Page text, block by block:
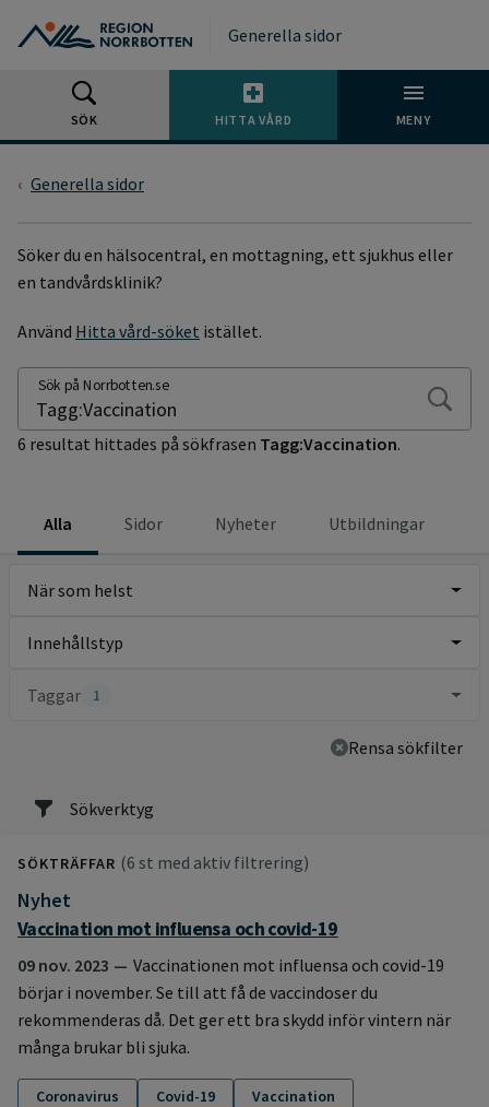
Generella sidor
SÖK HITTA VÅRD MENY
Generella sidor
SÖKSIDA
Söker du en hälsocentral, en mottagning, ett sjukhus eller
en tandvårdsklinik?
Använd Hitta vård-söket istället.
Sök på Norrbotten.se
6 resultat hittades på sökfrasen Tagg:Vaccination.
Alla Sidor Nyheter Utbildningar
Sökverktyg
När som helst
Innehållstyp
Taggar 1
Rensa sökfilter
SÖKTRÄFFAR (6 st med aktiv filtrering)
Nyhet
:
Vaccination mot influensa och covid-19
09 nov. 2023
Vaccinationen mot influensa och covid-19
börjar i november. Se till att få de vaccindoser du
rekommenderas då. Det ger ett bra skydd inför vintern när
många brukar bli sjuka.
Coronavirus Covid-19 Vaccination